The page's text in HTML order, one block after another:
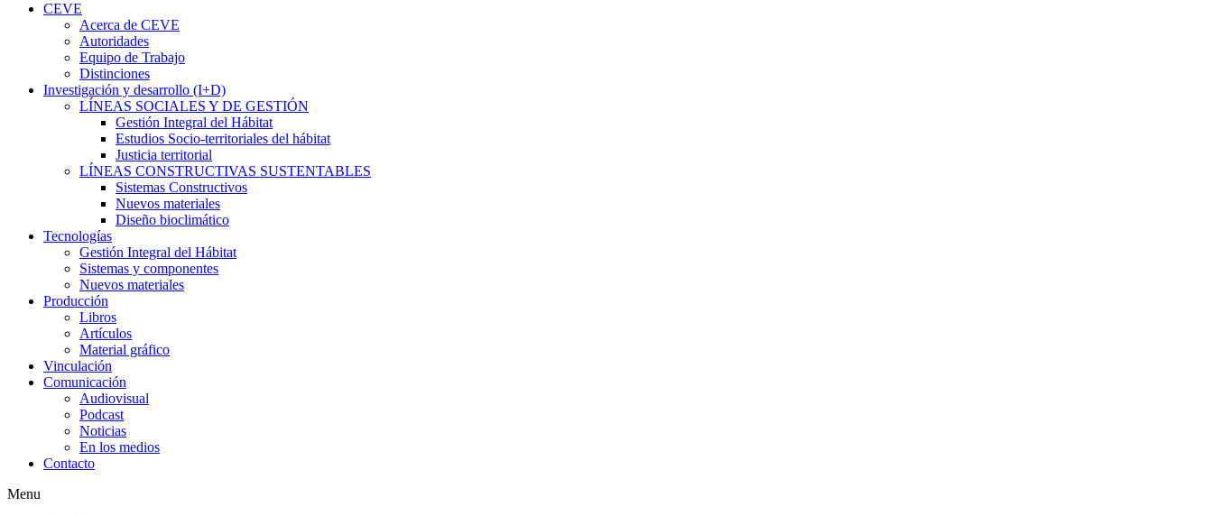
CEVE
Acerca de CEVE
Autoridades
Equipo de Trabajo
Distinciones
Investigación y desarrollo (I+D)
LÍNEAS SOCIALES Y DE GESTIÓN
Gestión Integral del Hábitat
Estudios Socio-territoriales del hábitat
Justicia territorial
LÍNEAS CONSTRUCTIVAS SUSTENTABLES
Sistemas Constructivos
Nuevos materiales
Diseño bioclimático
Tecnologías
Gestión Integral del Hábitat
Sistemas y componentes
Nuevos materiales
Producción
Libros
Artículos
Material gráfico
Vinculación
Comunicación
Audiovisual
Podcast
Noticias
En los medios
Contacto
Menu